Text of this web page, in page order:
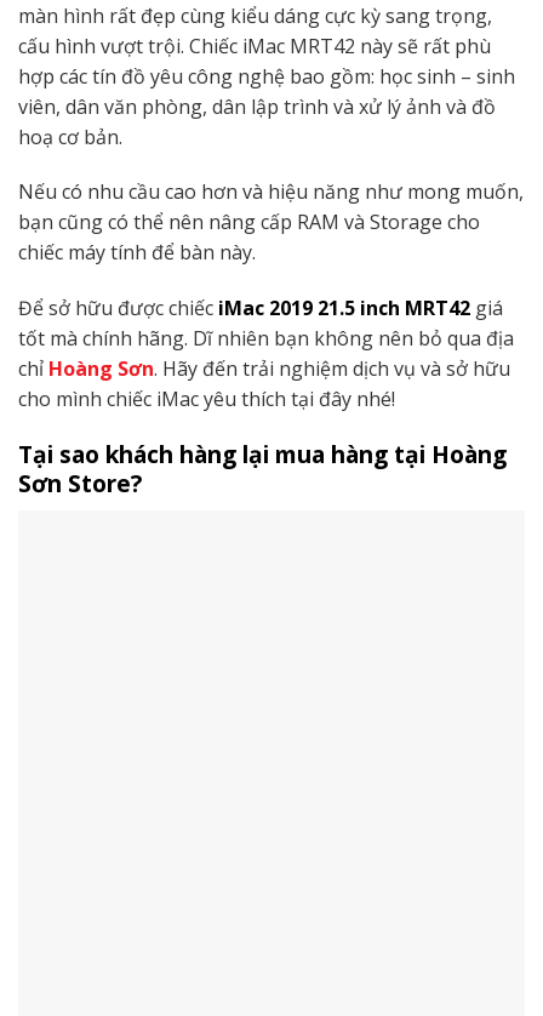
màn hình rất đẹp cùng kiểu dáng cực kỳ sang trọng,
cấu hình vượt trội. Chiếc iMac MRT42 này sẽ rất phù
hợp các tín đồ yêu công nghệ bao gồm: học sinh – sinh
viên, dân văn phòng, dân lập trình và xử lý ảnh và đồ
hoạ cơ bản.
Nếu có nhu cầu cao hơn và hiệu năng như mong muốn,
bạn cũng có thể nên nâng cấp RAM và Storage cho
chiếc máy tính để bàn này.
Để sở hữu được chiếc iMac 2019 21.5 inch MRT42 giá
tốt mà chính hãng. Dĩ nhiên bạn không nên bỏ qua địa
chỉ Hoàng Sơn. Hãy đến trải nghiệm dịch vụ và sở hữu
cho mình chiếc iMac yêu thích tại đây nhé!
Tại sao khách hàng lại mua hàng tại Hoàng
Sơn Store?